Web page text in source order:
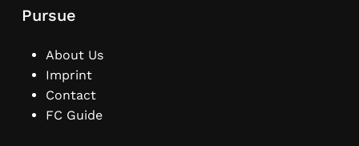
Pursue
About Us
Imprint
Contact
FC Guide